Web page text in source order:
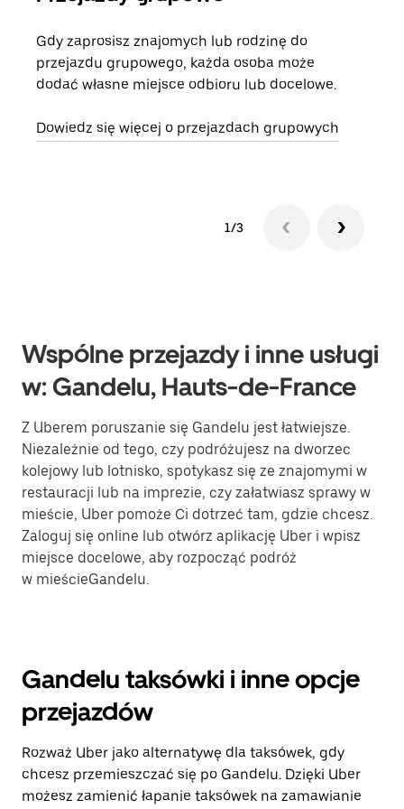
Gdy zaprosisz znajomych lub rodzinę do
przejazdu grupowego, każda osoba może
dodać własne miejsce odbioru lub docelowe.
Dowiedz się więcej o przejazdach grupowych
1/3
Wspólne przejazdy i inne usługi
w: Gandelu, Hauts-de-France
Z Uberem poruszanie się Gandelu jest łatwiejsze.
Niezależnie od tego, czy podróżujesz na dworzec
kolejowy lub lotnisko, spotykasz się ze znajomymi w
restauracji lub na imprezie, czy załatwiasz sprawy w
mieście, Uber pomoże Ci dotrzeć tam, gdzie chcesz.
Zaloguj się online lub otwórz aplikację Uber i wpisz
miejsce docelowe, aby rozpocząć podróż
w mieścieGandelu.
Gandelu taksówki i inne opcje
przejazdów
Rozważ Uber jako alternatywę dla taksówek, gdy
chcesz przemieszczać się po Gandelu. Dzięki Uber
możesz zamienić łapanie taksówek na zamawianie